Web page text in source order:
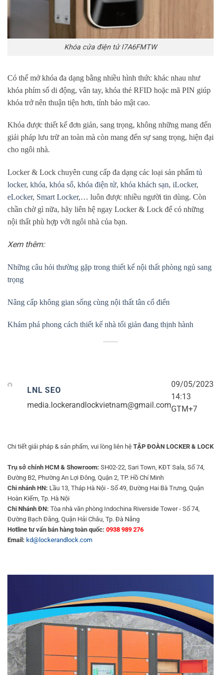
Khóa cửa điện tử I7A6FMTW
Có thể mở khóa đa dạng bằng nhiều hình thức khác nhau như
khóa phím số di động, vân tay, khóa thẻ RFID hoặc mã PIN giúp
khóa trở nên thuận tiện hơn, tính bảo mật cao.
Khóa được thiết kế đơn giản, sang trọng, không những mang đến
giải pháp lưu trữ an toàn mà còn mang đến sự sang trọng, hiện đại
cho ngôi nhà.
Locker & Lock chuyên cung cấp đa dạng các loại sản phẩm tủ
locker, khóa, khóa số, khóa điện tử, khóa khách sạn, iLocker,
eLocker, Smart Locker,… luôn được nhiều người tin dùng. Còn
chần chờ gì nữa, hãy liên hệ ngay Locker & Lock để có những
nội thất phù hợp với ngôi nhà của bạn.
Xem thêm:
Những câu hỏi thường gặp trong thiết kế nội thất phòng ngủ sang
trọng
Nâng cấp không gian sống cùng nội thất tân cổ điển
Khám phá phong cách thiết kế nhà tối giản đang thịnh hành
LNL SEO
media.lockerandlockvietnam@gmail.com
09/05/2023
14:13
GTM+7
Chi tiết giải pháp & sản phẩm, vui lòng liên hệ TẬP ĐOÀN LOCKER & LOCK
Trụ sở chính HCM & Showroom: SH02-22, Sari Town, KĐT Sala, Số 74,
Đường B2, Phường An Lợi Đông, Quận 2, TP. Hồ Chí Minh
Chi nhánh HN: Lầu 13, Tháp Hà Nội - Số 49, Đường Hai Bà Trưng, Quận
Hoàn Kiếm, Tp. Hà Nội
Chi Nhánh ĐN: Tòa nhà văn phòng Indochina Riverside Tower - Số 74,
Đường Bạch Đằng, Quận Hải Châu, Tp. Đà Nẵng
Hotline tư vấn bán hàng toàn quốc: 0938 989 276
Email: kd@lockerandlock.com